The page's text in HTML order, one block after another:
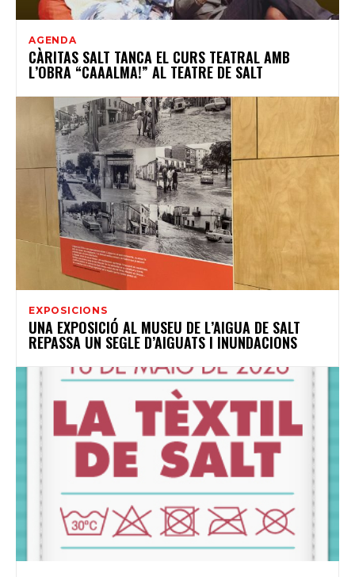
AGENDA
CÀRITAS SALT TANCA EL CURS TEATRAL AMB
L’OBRA “CAAALMA!” AL TEATRE DE SALT
EXPOSICIONS
UNA EXPOSICIÓ AL MUSEU DE L’AIGUA DE SALT
REPASSA UN SEGLE D’AIGUATS I INUNDACIONS